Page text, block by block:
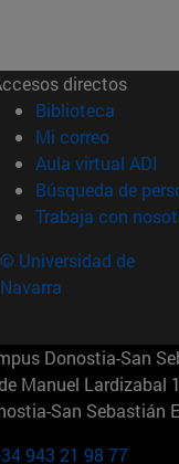
directos
Biblioteca (abre
Mi correo(abre en
Aula virtual ADI
Búsqueda de
Trabaja con
© Universidad de
Navarra
Donostia-San
Manuel Lardizabal
San Sebastián
943 21 98 77